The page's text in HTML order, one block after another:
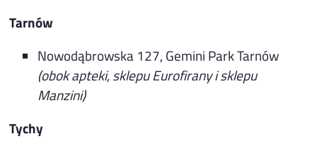
Tarnów
Nowodąbrowska 127, Gemini Park Tarnów
(obok apteki, sklepu Eurofirany i sklepu
Manzini)
Tychy